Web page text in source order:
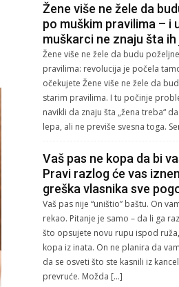
Žene više ne žele da
po muškim pravilima – i
muškarci ne znaju šta ih
Žene više ne žele da budu
pravilima: revolucija je počela
očekujete Žene više ne žele da
starim pravilima. I tu počinje
navikli da znaju šta „žena treba“
lepa, ali ne previše svesna toga.
Vaš pas ne kopa da bi
Pravi razlog će vas
greška vlasnika sve
Vaš pas nije “uništio” baštu. On
rekao. Pitanje je samo – da li ga
što opsujete novu rupu ispod
kopa iz inata. On ne planira da
da se osveti što ste kasnili iz
prevruće. Možda […]